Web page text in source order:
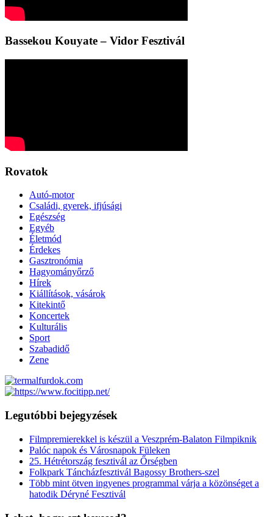
Bassekou Kouyate – Vidor Fesztivál
Rovatok
Autó-motor
Családi, gyerek, ifjúsági
Egészség
Egyéb
Életmód
Érdekes
Gasztronómia
Hagyományőrző
Hírek
Kiállítások, vásárok
Kitekintő
Koncertek
Kulturális
Sport
Szabadidő
Zene
Legutóbbi bejegyzések
Filmpremierekkel is készül a Veszprém-Balaton Filmpiknik
Palóc napok és Városnapok Füleken
25. Hétrétország fesztivál az Őrségben
Folkpark Táncházfesztivál Bagossy Brothers-szel
Több mint ötven ingyenes programmal várja a közönséget a
hatodik Déryné Fesztivál